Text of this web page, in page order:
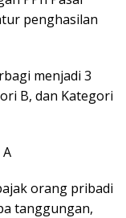
penghasilan
menjadi 3
B, dan Kategori
orang pribadi
tanggungan,